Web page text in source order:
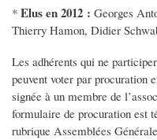
* Elus en 2012 : Georges
Thierry Hamon, Didier
Les adhérents qui ne
peuvent voter par procuration
signée à un membre de
formulaire de procuration est
rubrique Assemblées